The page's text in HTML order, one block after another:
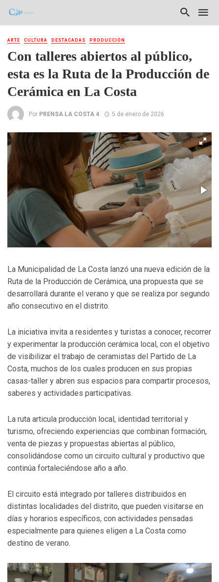
ARTE CULTURA DESTACADAS PRODUCCIÓN
Con talleres abiertos al público,
esta es la Ruta de la Producción de
Cerámica en La Costa
Por PRENSA LA COSTA 4 5 de enero de 2026
La Municipalidad de La Costa lanzó una nueva edición de la
Ruta de la Producción de Cerámica, una propuesta que se
desarrollará durante el verano y que se realiza por segundo
año consecutivo en el distrito.
La iniciativa invita a residentes y turistas a conocer, recorrer
y experimentar la producción cerámica local, con el objetivo
de visibilizar el trabajo de ceramistas del Partido de La
Costa, muchos de los cuales producen en sus propias
casas-taller y abren sus espacios para compartir procesos,
saberes y actividades participativas.
La ruta articula producción local, identidad territorial y
turismo, ofreciendo experiencias que combinan formación,
venta de piezas y propuestas abiertas al público,
consolidándose como un circuito cultural y productivo que
continúa fortaleciéndose año a año.
El circuito está integrado por talleres distribuidos en
distintas localidades del distrito, que pueden visitarse en
días y horarios específicos, con actividades pensadas
especialmente para quienes eligen a La Costa como
destino de verano.